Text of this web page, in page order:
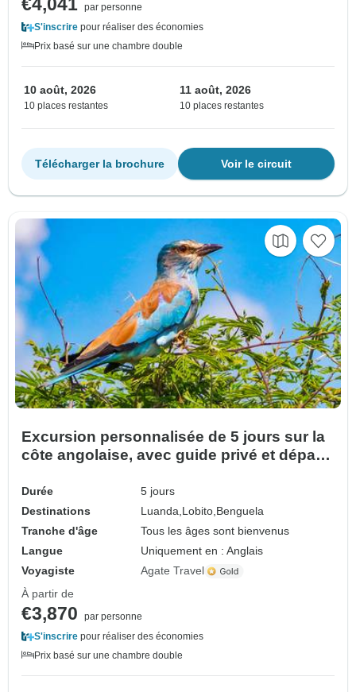
par personne
S'inscrire pour réaliser des économies
Prix basé sur une chambre double
10 août, 2026
10 places restantes
11 août, 2026
10 places restantes
Voir le circuit
Télécharger la brochure
Excursion personnalisée de 5 jours sur la
côte angolaise, avec guide privé et départ
Durée
5 jours
Destinations
Luanda, Lobito, Benguela
Tranche d'âge
Tous les âges sont bienvenus
Langue
Uniquement en : Anglais
Voyagiste
Agate Travel
À partir de
€3,870
par personne
S'inscrire pour réaliser des économies
Prix basé sur une chambre double